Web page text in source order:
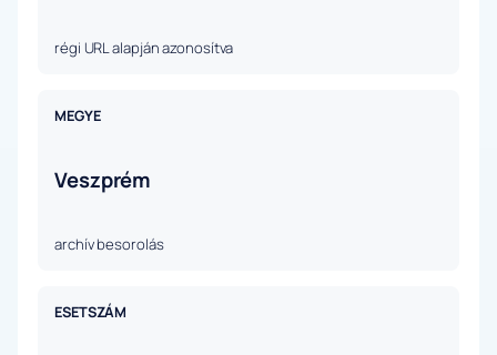
régi URL alapján azonosítva
MEGYE
Veszprém
archív besorolás
ESETSZÁM